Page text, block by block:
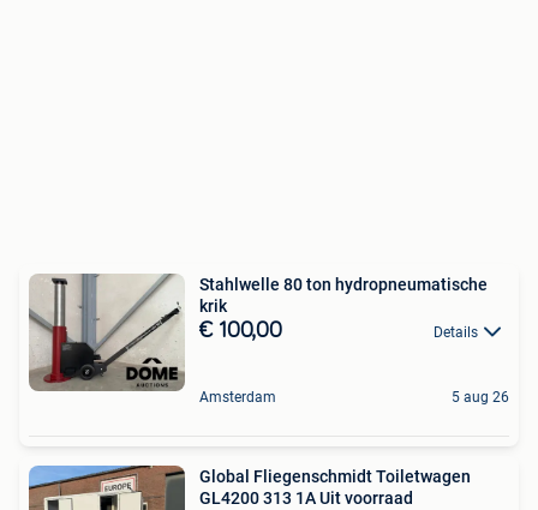
Stahlwelle 80 ton hydropneumatische
krik
€ 100,00 Details
Amsterdam 5 aug 26
Global Fliegenschmidt Toiletwagen
GL4200 313 1A Uit voorraad